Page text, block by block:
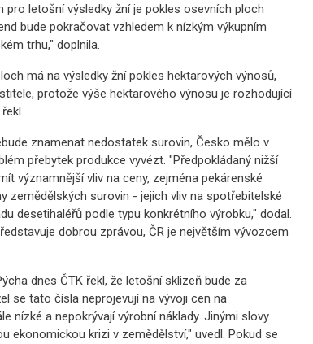
pro letošní výsledky žní je pokles osevních ploch
bude pokračovat vzhledem k nízkým výkupním
trhu," doplnila.
má na výsledky žní pokles hektarových výnosů,
protože výše hektarového výnosu je rozhodující
znamenat nedostatek surovin, Česko mělo v
přebytek produkce vyvézt. "Předpokládaný nižší
významnější vliv na ceny, zejména pekárenské
zemědělských surovin - jejich vliv na spotřebitelské
desetihaléřů podle typu konkrétního výrobku," dodal.
dobrou zprávou, ČR je největším vývozcem
dnes ČTK řekl, že letošní sklizeň bude za
se tato čísla neprojevují na vývoji cen na
nízké a nepokrývají výrobní náklady. Jinými slovy
ekonomickou krizi v zemědělství," uvedl. Pokud se